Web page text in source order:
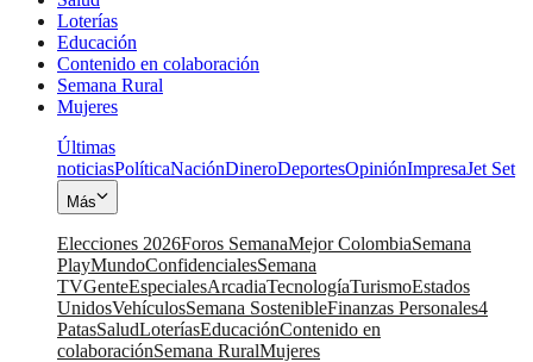
Loterías
Educación
Contenido en colaboración
Semana Rural
Mujeres
Últimas
noticiasPolíticaNaciónDineroDeportesOpiniónImpresaJet Set
Más
Elecciones 2026Foros SemanaMejor ColombiaSemana
PlayMundoConfidencialesSemana
TVGenteEspecialesArcadiaTecnologíaTurismoEstados
UnidosVehículosSemana SostenibleFinanzas Personales4
PatasSaludLoteríasEducaciónContenido en
colaboraciónSemana RuralMujeres